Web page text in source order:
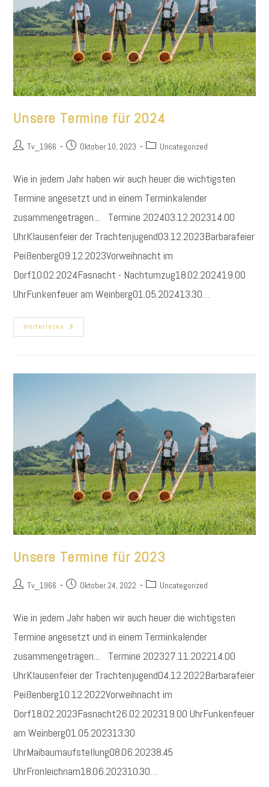
Unsere Termine für 2024
Beitrags-Tv_1966
BeitragOktober 10, 2023
Beitrags-Uncategorized
Wie in jedem Jahr haben wir auch heuer die wichtigsten
Termine angesetzt und in einem Terminkalender
zusammengetragen.... Termine 202403.12.202314.00
UhrKlausenfeier der Trachtenjugend03.12.2023Barbarafeier
Peißenberg09.12.2023Vorweihnacht im
Dorf10.02.2024Fasnacht - Nachtumzug18.02.202419.00
UhrFunkenfeuer am Weinberg01.05.202413.30…
Weiterlesen Unsere
Termine
Unsere Termine für 2023
Beitrags-Tv_1966
BeitragOktober 24, 2022
Beitrags-Uncategorized
Wie in jedem Jahr haben wir auch heuer die wichtigsten
Termine angesetzt und in einem Terminkalender
zusammengetragen.... Termine 202327.11.202214.00
UhrKlausenfeier der Trachtenjugend04.12.2022Barbarafeier
Peißenberg10.12.2022Vorweihnacht im
Dorf18.02.2023Fasnacht26.02.202319.00 UhrFunkenfeuer
am Weinberg01.05.202313.30
UhrMaibaumaufstellung08.06.20238.45
UhrFronleichnam18.06.202310.30…